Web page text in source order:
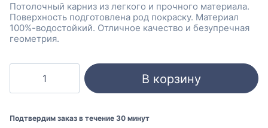
Потолочный карниз из легкого и прочного материала.
Поверхность подготовлена род покраску. Материал
100%-водостойкий. Отличное качество и безупречная
геометрия.
Decor
В корзину
Подтвердим заказ в течение 30 минут